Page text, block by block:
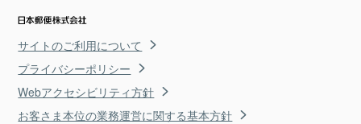
サイトのご利用について
プライバシーポリシー
Webアクセシビリティ方針
お客さま本位の業務運営に関する基本方針